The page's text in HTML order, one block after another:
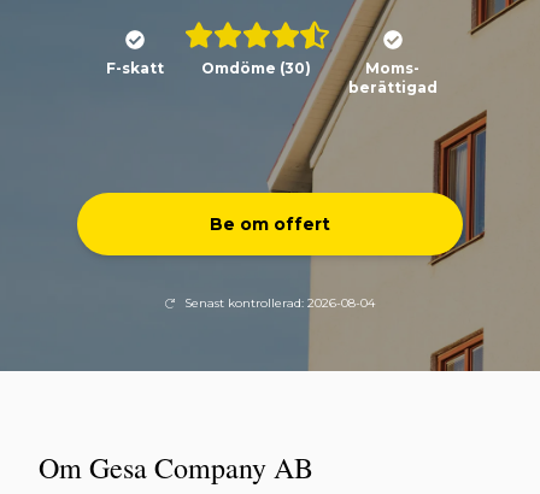
F-skatt Omdöme (30)
Moms-
berättigad
Be om offert
Senast kontrollerad: 2026-08-04
Om Gesa Company AB